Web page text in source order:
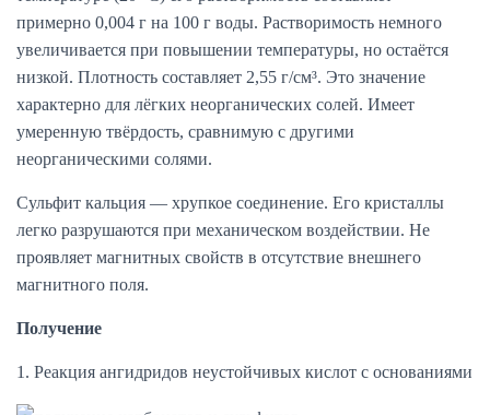
примерно 0,004 г на 100 г воды. Растворимость немного
увеличивается при повышении температуры, но остаётся
низкой. Плотность составляет 2,55 г/см³. Это значение
характерно для лёгких неорганических солей. Имеет
умеренную твёрдость, сравнимую с другими
неорганическими солями.
Сульфит кальция — хрупкое соединение. Его кристаллы
легко разрушаются при механическом воздействии. Не
проявляет магнитных свойств в отсутствие внешнего
магнитного поля.
Получение
1. Реакция ангидридов неустойчивых кислот с основаниями